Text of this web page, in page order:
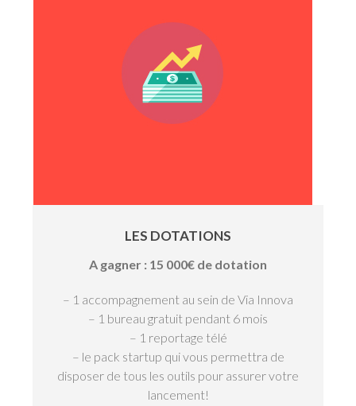
LES DOTATIONS
A gagner : 15 000€ de dotation
– 1 accompagnement au sein de Via Innova
– 1 bureau gratuit pendant 6 mois
– 1 reportage télé
– le pack startup qui vous permettra de
disposer de tous les outils pour assurer votre
lancement!